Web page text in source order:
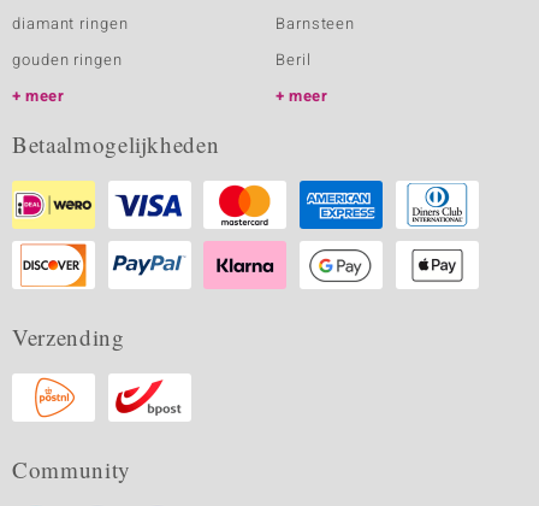
diamant ringen
gouden ringen
meer
Barnsteen
Beril
meer
Betaalmogelijkheden
Verzending
Community